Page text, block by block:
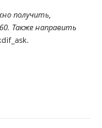
получить,
Также направить